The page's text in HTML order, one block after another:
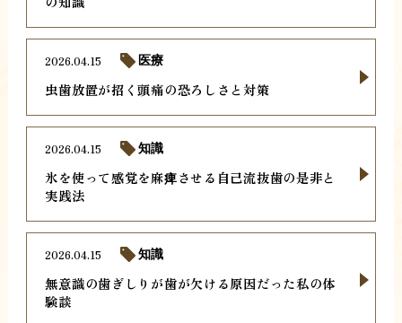
虫歯放置が招く頭痛の恐ろしさと対策
2026.04.15 医療
氷を使って感覚を麻痺させる自己流抜歯の是非と
実践法
2026.04.15 知識
無意識の歯ぎしりが歯が欠ける原因だった私の体
験談
2026.04.15 知識